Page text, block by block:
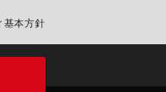
基本方針